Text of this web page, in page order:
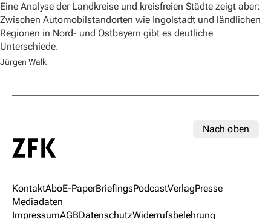
Eine Analyse der Landkreise und kreisfreien Städte zeigt aber:
Zwischen Automobilstandorten wie Ingolstadt und ländlichen
Regionen in Nord- und Ostbayern gibt es deutliche
Unterschiede.
Jürgen Walk
Nach oben
KontaktAboE-PaperBriefingsPodcastVerlagPresse
Mediadaten
ImpressumAGBDatenschutzWiderrufsbelehrung